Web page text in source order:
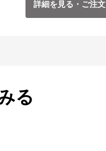
詳細を見る・ご注文
る